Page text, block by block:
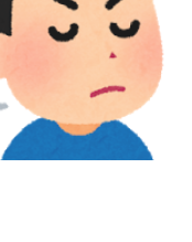
メンタルフ
感覚過敏について